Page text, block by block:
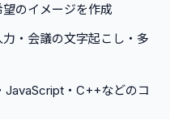
のイメージを作成
・会議の文字起こし・多
JavaScript・C++などのコ